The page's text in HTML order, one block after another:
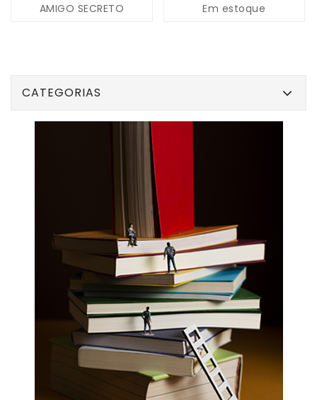
AMIGO SECRETO Em estoque
CATEGORIAS